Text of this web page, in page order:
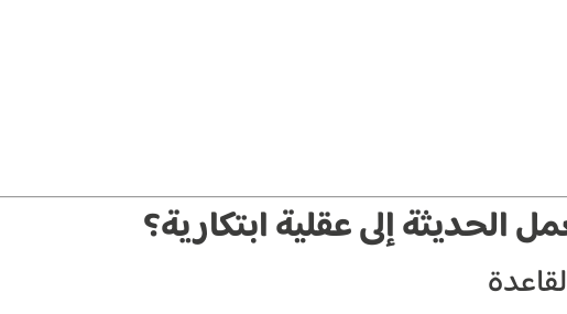
الحديثة إلى عقلية ابتكارية؟